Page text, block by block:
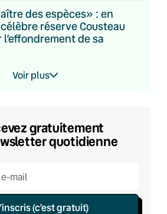
des espèces» : en
réserve Cousteau
de sa
Voir plus
gratuitement
quotidienne
(c’est gratuit)